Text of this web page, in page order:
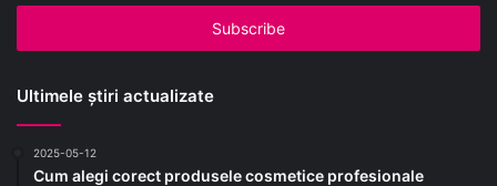
Ultimele știri actualizate
2025-05-12
Cum alegi corect produsele cosmetice profesionale